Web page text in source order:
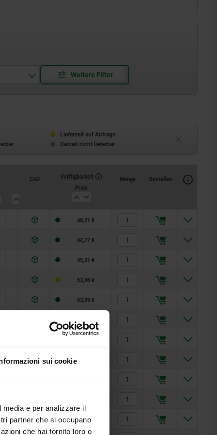
sui cookie
e per analizzare il
partner che si occupano
che hai fornito loro o
Lieferzeit auf Anfrage
Derzeit nicht lieferbar
W
CAD
Verfügbarkeit
Preis
Menge Bestellen
48,21 €
44,77 €
45,31 €
53,46 €
53,99 €
54,74 €
—
— 52,37 €
— 57,43 €